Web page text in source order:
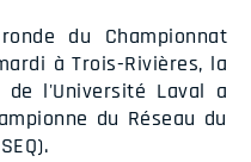
du Championnat
à Trois-Rivières, la
l'Université Laval a
du Réseau du